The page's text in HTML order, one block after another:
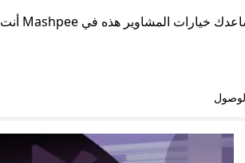
سواء كنت بحاجة إلى مساحة إضافية أو ترتيبات خاصة، ستساعدك خيارات المشاوير هذه في Mashpee أنت